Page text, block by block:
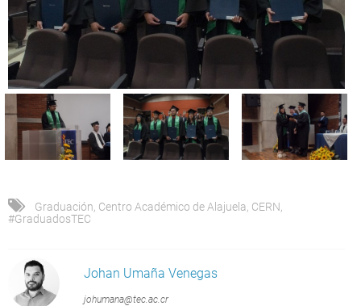
Graduación, Centro Académico de Alajuela, CERN,
#GraduadosTEC
Johan Umaña Venegas
johumana@tec.ac.cr